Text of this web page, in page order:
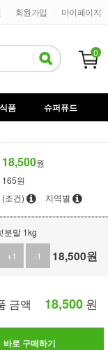
마이페이지
회원가입
0
품
슈퍼퓨드
18,500원
165원
(조건) 지역별
분말 1kg
+1
-1 18,500원
금액 18,500 원
바로 구매하기